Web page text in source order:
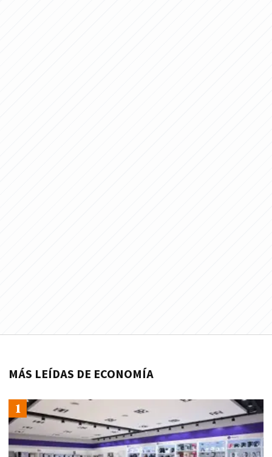
MÁS LEÍDAS DE ECONOMÍA